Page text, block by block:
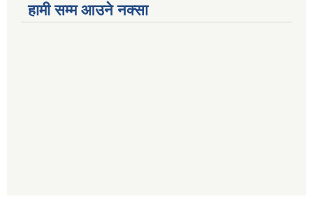
हामी सम्म आउने नक्सा